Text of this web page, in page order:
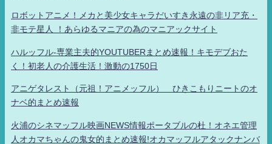
ロボットアニメ！メカと美少女キャラだいすき永遠の非リア充・
非モテ星人 ！あらゆるマニアの為のマニアックサイト
ハルッフル-専業主夫的YOUTUBERまとめ速報！キモデブおた
く！初老人の介護生活！激動の1750日
アニゲタレスト（元祖！アニメッフル） ひきこもりニートのオ
ナベ的まとめ速報
火浦のシネマッフル映画NEWS情報ポータブルの杜！オネエ管理
人オカマちゃんの鬼女的まとめ速報!オカマッフルアタックナンバ